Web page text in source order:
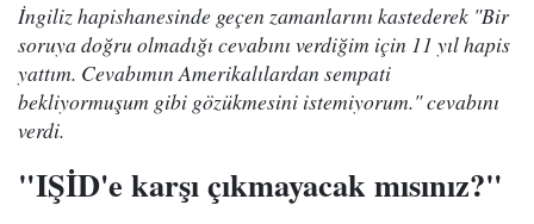
İngiliz hapishanesinde geçen zamanlarını kastederek "Bir
soruya doğru olmadığı cevabını verdiğim için 11 yıl hapis
yattım. Cevabımın Amerikalılardan sempati
bekliyormuşum gibi gözükmesini istemiyorum." cevabını
verdi.
"IŞİD'e karşı çıkmayacak mısınız?"